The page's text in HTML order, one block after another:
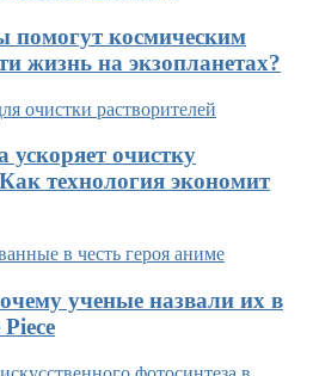
помогут космическим
жизнь на экзопланетах?
очистку
технология экономит
ученые назвали их в